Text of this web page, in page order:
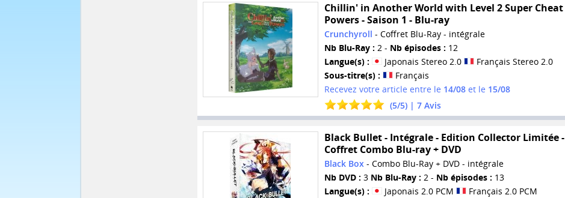
Chillin' in Another World with Level 2 Super Cheat
Powers - Saison 1 - Blu-ray
Crunchyroll - Coffret Blu-Ray - intégrale
Nb Blu-Ray : 2 - Nb épisodes : 12
Langue(s) :
Japonais Stereo 2.0
Français Stereo 2.0
Sous-titre(s) :
Français
Recevez votre article entre le 14/08et le 15/08
(5/5) | 7Avis
Black Bullet - Intégrale - Edition Collector Limitée -
Coffret Combo Blu-ray + DVD
Black Box- Combo Blu-Ray + DVD - intégrale
Nb DVD : 3 Nb Blu-Ray : 2 - Nb épisodes : 13
Langue(s) :
Japonais 2.0 PCM
Français 2.0 PCM